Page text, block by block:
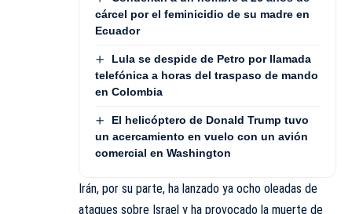
cárcel por el feminicidio de su madre en
Ecuador
Lula se despide de Petro por llamada
telefónica a horas del traspaso de mando
en Colombia
El helicóptero de Donald Trump tuvo
un acercamiento en vuelo con un avión
comercial en Washington
Irán, por su parte, ha lanzado ya ocho oleadas de
ataques sobre Israel y ha provocado la muerte de